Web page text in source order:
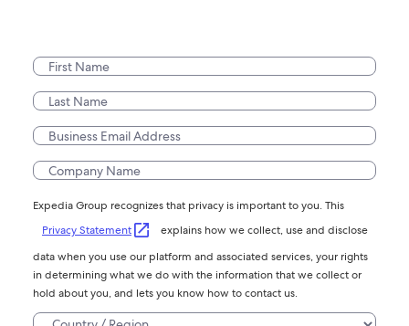
Expedia Group recognizes that privacy is important to you. This
Privacy Statement
explains how we collect, use and disclose
data when you use our platform and associated services, your rights
in determining what we do with the information that we collect or
hold about you, and lets you know how to contact us.